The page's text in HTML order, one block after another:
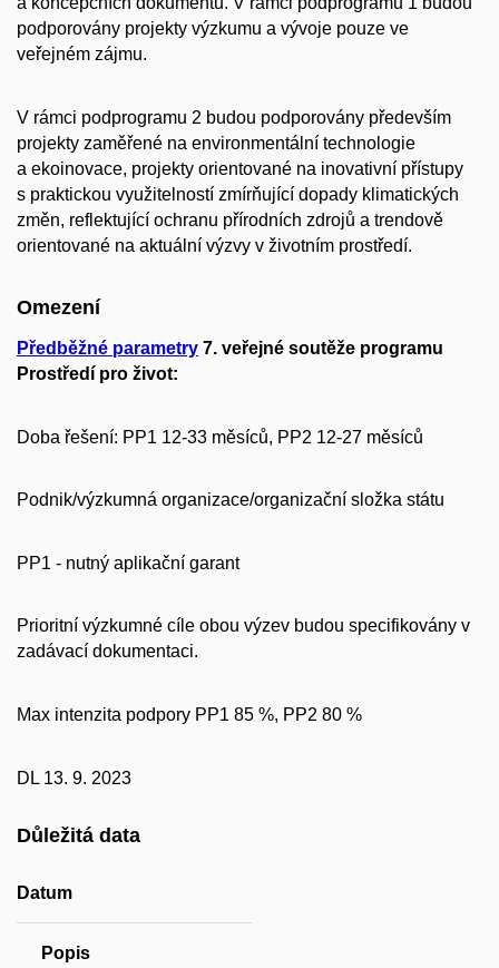
podporovány projekty výzkumu a vývoje pouze ve
veřejném zájmu.
V rámci podprogramu 2 budou podporovány především
projekty zaměřené na environmentální technologie
a ekoinovace, projekty orientované na inovativní přístupy
s praktickou využitelností zmírňující dopady klimatických
změn, reflektující ochranu přírodních zdrojů a trendově
orientované na aktuální výzvy v životním prostředí.
Omezení
Předběžné parametry 7. veřejné soutěže programu
Prostředí pro život:
Doba řešení: PP1 12-33 měsíců, PP2 12-27 měsíců
Podnik/výzkumná organizace/organizační složka státu
PP1 - nutný aplikační garant
Prioritní výzkumné cíle obou výzev budou specifikovány v
zadávací dokumentaci.
Max intenzita podpory PP1 85 %, PP2 80 %
DL 13. 9. 2023
Důležitá data
Datum
Popis